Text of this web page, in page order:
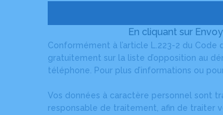
En cliquant sur
Conformément à l’article L.223-2 du
gratuitement sur la liste d’opposition au
téléphone. Pour plus d’informations ou
Vos données à caractère personnel sont
responsable de traitement, afin de traiter